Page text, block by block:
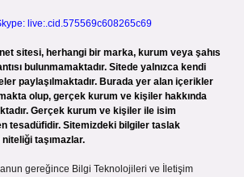
live:.cid.575569c608265c69
sitesi, herhangi bir marka, kurum veya şahıs
bulunmamaktadır. Sitede yalnızca kendi
paylaşılmaktadır. Burada yer alan içerikler
olup, gerçek kurum ve kişiler hakkında
Gerçek kurum ve kişiler ile isim
tesadüfidir. Sitemizdeki bilgiler taslak
taşımazlar.
gereğince Bilgi Teknolojileri ve İletişim